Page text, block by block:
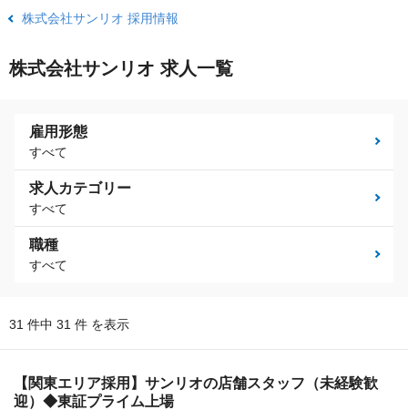
株式会社サンリオ 採用情報
株式会社サンリオ 求人一覧
雇用形態
すべて
求人カテゴリー
すべて
職種
すべて
31 件中 31 件 を表示
【関東エリア採用】サンリオの店舗スタッフ（未経験歓
迎）◆東証プライム上場